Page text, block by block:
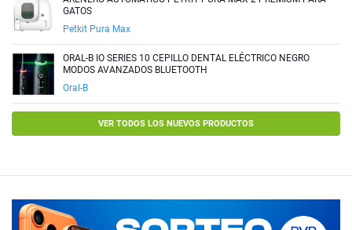
GATOS
Petkit Pura Max
ORAL-B IO SERIES 10 CEPILLO DENTAL ELÉCTRICO NEGRO
MODOS AVANZADOS BLUETOOTH
Oral-B
VER TODOS LOS NUEVOS PRODUCTOS